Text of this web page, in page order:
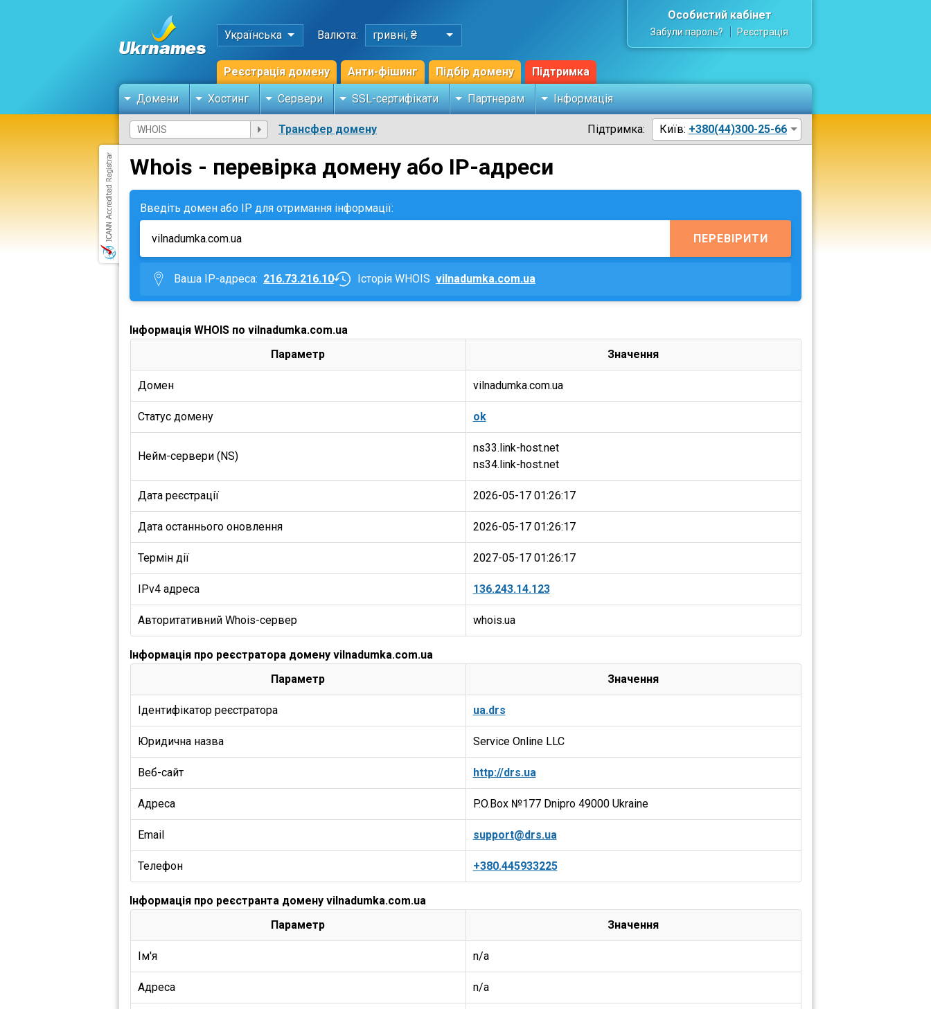
Українська Валюта: гривні, ₴
Реєстрація домену Анти-фішинг Підбір домену Підтримка
Особистий кабінет
Забули пароль? Реєстрація
Домени Хостинг Сервери SSL-сертифікати Партнерам Інформація
Трансфер домену Підтримка: Київ: +380(44)300-25-66
Whois - перевірка домену або IP-адреси
Введіть домен або IP для отримання інформації:
ПЕРЕВІРИТИ
Ваша IP-адреса: 216.73.216.10 Історія WHOIS vilnadumka.com.ua
Інформація WHOIS по vilnadumka.com.ua
Параметр
Значення
Домен vilnadumka.com.ua
Статус домену ok
Нейм-сервери (NS)
ns33.link-host.net
Дата реєстрації 2026-05-17 01:26:17
Дата останнього оновлення 2026-05-17 01:26:17
Термін дії 2027-05-17 01:26:17
IPv4 адреса 136.243.14.123
Авторитативний Whois-сервер whois.ua
Інформація про реєстратора домену vilnadumka.com.ua
Параметр
Значення
Ідентифікатор реєстратора ua.drs
Юридична назва Service Online LLC
Веб-сайт http://drs.ua
Адреса P.O.Box №177 Dnipro 49000 Ukraine
Email support@drs.ua
Телефон +380.445933225
Інформація про реєстранта домену vilnadumka.com.ua
Параметр
Значення
Ім'я n/a
Адреса n/a